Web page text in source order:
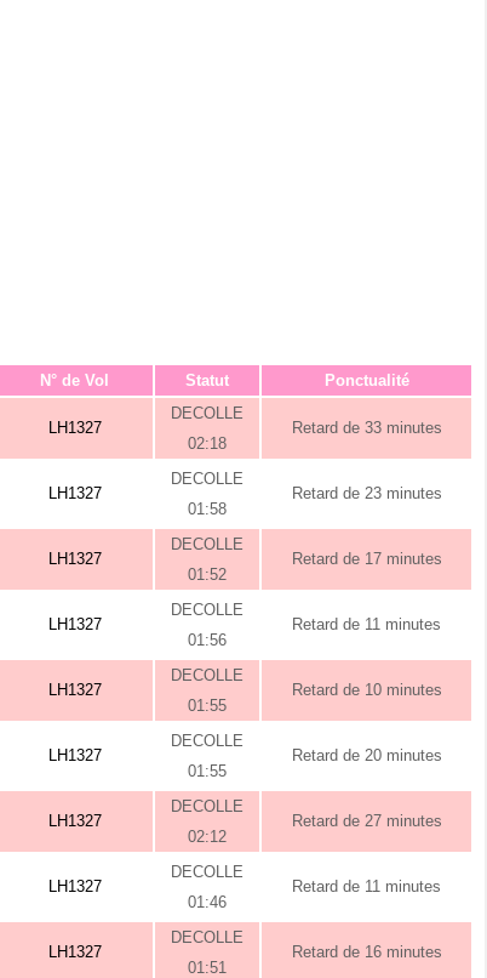
N° de Vol Statut Ponctualité
LH1327
DECOLLE
02:18
Retard de 33 minutes
LH1327
DECOLLE
01:58
Retard de 23 minutes
LH1327
DECOLLE
01:52
Retard de 17 minutes
LH1327
DECOLLE
01:56
Retard de 11 minutes
LH1327
DECOLLE
01:55
Retard de 10 minutes
LH1327
DECOLLE
01:55
Retard de 20 minutes
LH1327
DECOLLE
02:12
Retard de 27 minutes
LH1327
DECOLLE
01:46
Retard de 11 minutes
LH1327
DECOLLE
01:51
Retard de 16 minutes